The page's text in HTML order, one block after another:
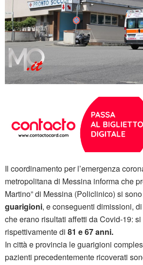
Il coordinamento per l’emergenza
metropolitana di Messina informa che
Martino” di Messina (Policlinico) si
guarigioni, e conseguenti dimissioni,
che erano risultati affetti da Covid-19: si
rispettivamente di 81 e 67 anni.
In città e provincia le guarigioni
pazienti precedentemente ricoverati